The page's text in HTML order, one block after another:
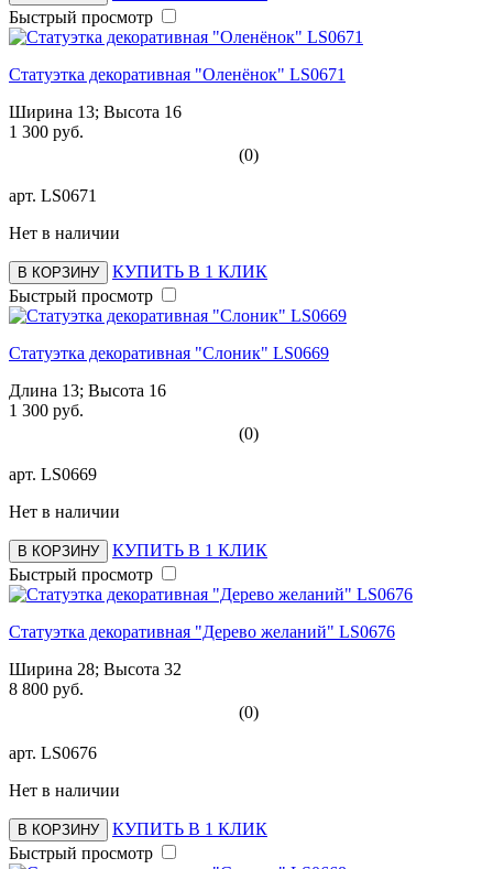
Быстрый просмотр
Статуэтка декоративная "Оленёнок" LS0671
Ширина 13; Высота 16
1 300 руб.
(0)
арт. LS0671
Нет в наличии
В КОРЗИНУ
КУПИТЬ В 1 КЛИК
Быстрый просмотр
Статуэтка декоративная "Слоник" LS0669
Длина 13; Высота 16
1 300 руб.
(0)
арт. LS0669
Нет в наличии
В КОРЗИНУ
КУПИТЬ В 1 КЛИК
Быстрый просмотр
Статуэтка декоративная "Дерево желаний" LS0676
Ширина 28; Высота 32
8 800 руб.
(0)
арт. LS0676
Нет в наличии
В КОРЗИНУ
КУПИТЬ В 1 КЛИК
Быстрый просмотр